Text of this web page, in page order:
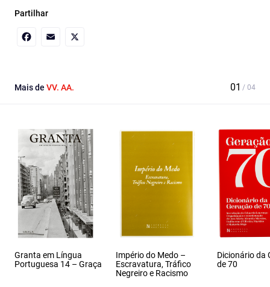
Partilhar
Mais de VV. AA.
Granta em Língua
Portuguesa 14 – Graça
Império do Medo –
Escravatura, Tráfico
Negreiro e Racismo
Dicionário da
de 70